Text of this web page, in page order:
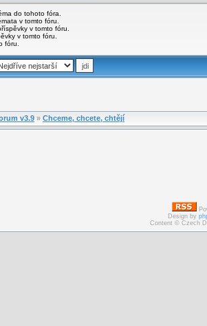
do tohoto fóra.
v tomto fóru.
v tomto fóru.
v tomto fóru.
fóru.
v3.9 » Chceme, chcete, chtějí
Design by
Content © Czech